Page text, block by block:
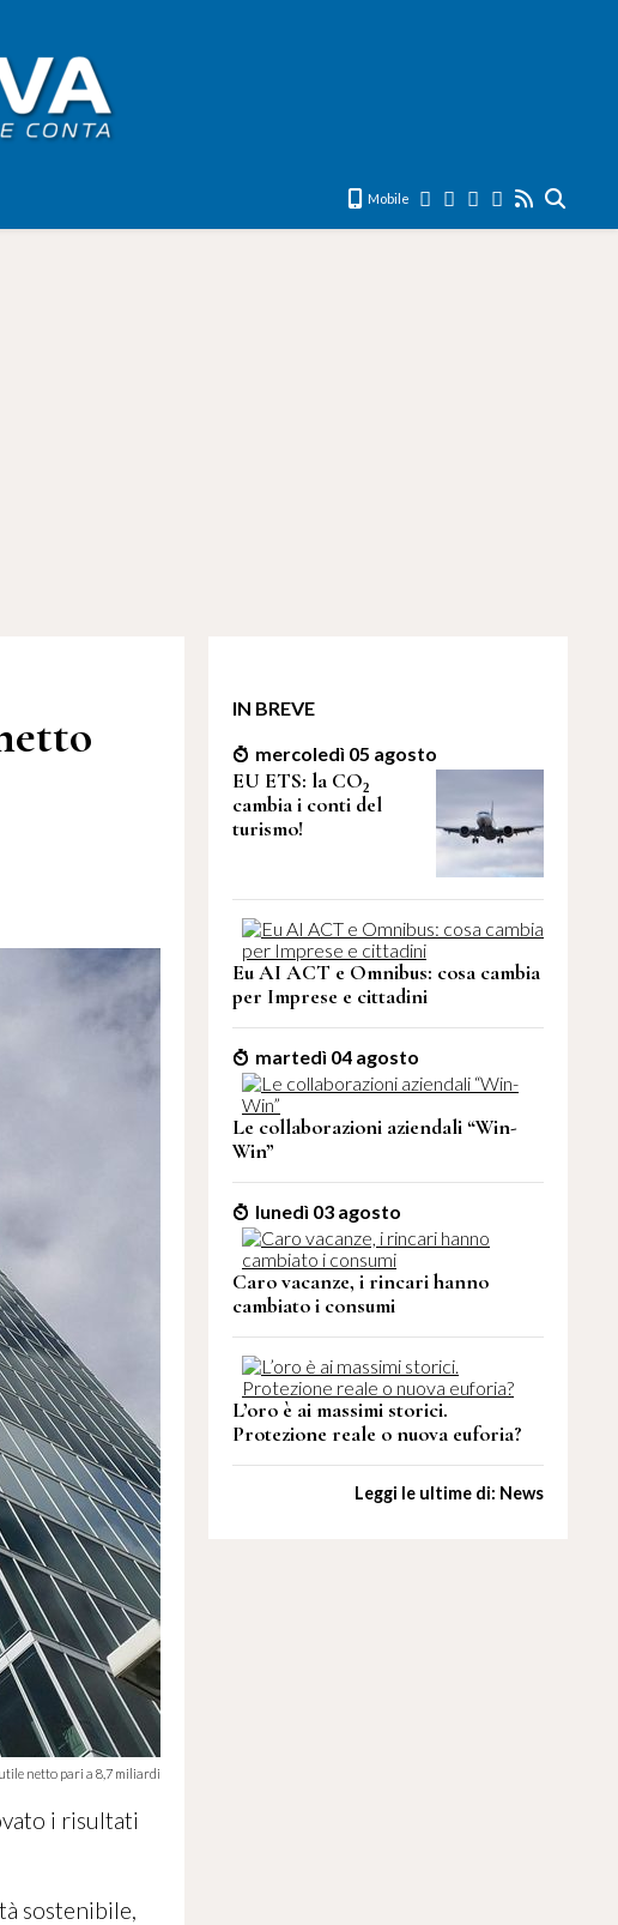
Mobile
netto pari a 8,7 miliardi
i risultati
sostenibile,
IN BREVE
mercoledì 05 agosto
EU ETS: la CO₂
cambia i conti del
turismo!
Eu AI ACT e Omnibus: cosa cambia
per Imprese e cittadini
martedì 04 agosto
Le collaborazioni aziendali “Win-
Win”
lunedì 03 agosto
Caro vacanze, i rincari hanno
cambiato i consumi
L’oro è ai massimi storici.
Protezione reale o nuova euforia?
Leggi le ultime di: News